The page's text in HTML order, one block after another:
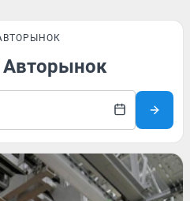
Авторынок